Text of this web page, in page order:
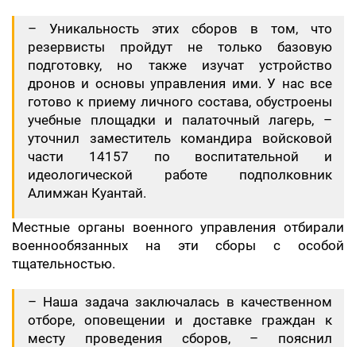
– Уникальность этих сборов в том, что
резервисты пройдут не только базовую
подготовку, но также изучат устройство
дронов и основы управления ими. У нас все
готово к приему личного состава, обустроены
учебные площадки и палаточный лагерь, –
уточнил заместитель командира войсковой
части 14157 по воспитательной и
идеологической работе подполковник
Алимжан Куантай.
Местные органы военного управления отбирали
военнообязанных на эти сборы с особой
тщательностью.
– Наша задача заключалась в качественном
отборе, оповещении и доставке граждан к
месту проведения сборов, – пояснил